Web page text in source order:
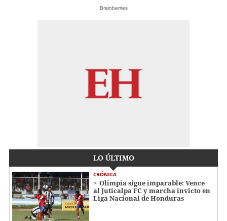
Brainberries
LO ÚLTIMO
CRÓNICA
Olimpia sigue imparable: Vence
al Juticalpa FC y marcha invicto en
Liga Nacional de Honduras